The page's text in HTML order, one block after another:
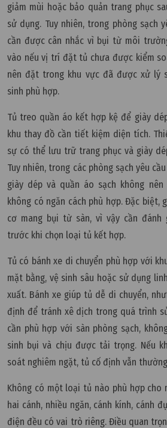
giảm mùi hoặc bảo quản trang phục
sử dụng. Tuy nhiên, trong phòng sạch
cần được cân nhắc vì bụi từ môi
vào nếu vị trí đặt tủ chưa được kiểm
nên đặt trong khu vực đã được xử lý
sinh phù hợp.
Tủ treo quần áo kết hợp kệ để giày
khu thay đồ cần tiết kiệm diện tích.
sự có thể lưu trữ trang phục và giày
Tuy nhiên, trong các phòng sạch yêu
giày dép và quần áo sạch không
không có ngăn cách phù hợp. Đặc biệt,
cơ mang bụi từ sàn, vì vậy cần
trước khi chọn loại tủ kết hợp.
Tủ có bánh xe di chuyển phù hợp với
mặt bằng, vệ sinh sâu hoặc sử dụng
xuất. Bánh xe giúp tủ dễ di chuyển,
định để tránh xê dịch trong quá trình
cần phù hợp với sàn phòng sạch,
sinh bụi và chịu được tải trọng. Nếu
soát nghiêm ngặt, tủ cố định vẫn
Không có một loại tủ nào phù hợp cho
hai cánh, nhiều ngăn, cánh kính, cánh
điện đều có vai trò riêng. Điều quan